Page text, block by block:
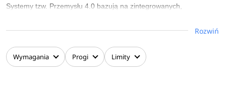
Systemy tzw. Przemysłu 4.0 bazują na zintegrowanych,
do czynienia z ciągłą wymianą informacji. Informacje pochodzą
produkcją.
Rozwiń
Wymagania Progi Limity